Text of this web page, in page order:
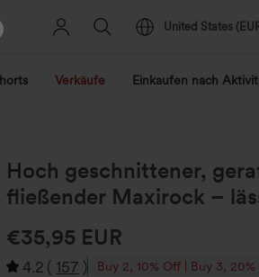
United States (
Verkäufe Einkaufen nach
Hoch geschnittener,
fließender Maxirock –
€35,95 EUR
4.2 ( 157 ) Buy 2, 10% Off | Buy 3,